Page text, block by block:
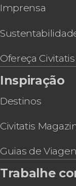
Ingresso do
Ônibus
Imprensa
Ofereça Civitatis
Inspiração
Destinos
Civitatis
Guias de
Trabalhe